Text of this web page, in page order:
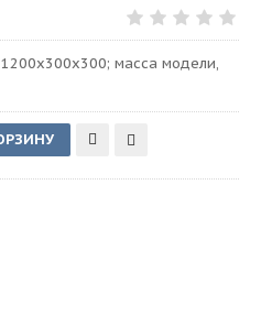
масса модели,